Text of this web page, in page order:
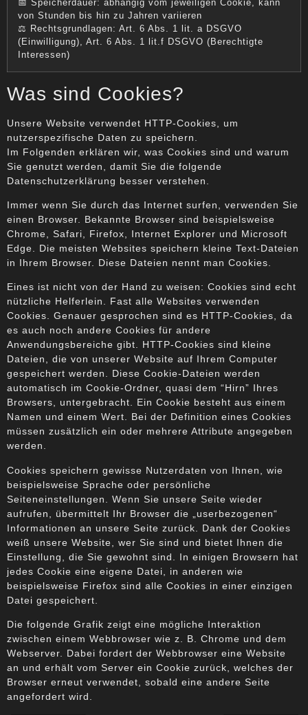
📅 Speicherdauer: abhängig vom jeweiligen Cookie, kann
von Stunden bis hin zu Jahren variieren
⚖️ Rechtsgrundlagen: Art. 6 Abs. 1 lit. a DSGVO
(Einwilligung), Art. 6 Abs. 1 lit.f DSGVO (Berechtigte
Interessen)
Was sind Cookies?
Unsere Website verwendet HTTP-Cookies, um
nutzerspezifische Daten zu speichern.
Im Folgenden erklären wir, was Cookies sind und warum
Sie genutzt werden, damit Sie die folgende
Datenschutzerklärung besser verstehen.
Immer wenn Sie durch das Internet surfen, verwenden Sie
einen Browser. Bekannte Browser sind beispielsweise
Chrome, Safari, Firefox, Internet Explorer und Microsoft
Edge. Die meisten Websites speichern kleine Text-Dateien
in Ihrem Browser. Diese Dateien nennt man Cookies.
Eines ist nicht von der Hand zu weisen: Cookies sind echt
nützliche Helferlein. Fast alle Websites verwenden
Cookies. Genauer gesprochen sind es HTTP-Cookies, da
es auch noch andere Cookies für andere
Anwendungsbereiche gibt. HTTP-Cookies sind kleine
Dateien, die von unserer Website auf Ihrem Computer
gespeichert werden. Diese Cookie-Dateien werden
automatisch im Cookie-Ordner, quasi dem “Hirn” Ihres
Browsers, untergebracht. Ein Cookie besteht aus einem
Namen und einem Wert. Bei der Definition eines Cookies
müssen zusätzlich ein oder mehrere Attribute angegeben
werden.
Cookies speichern gewisse Nutzerdaten von Ihnen, wie
beispielsweise Sprache oder persönliche
Seiteneinstellungen. Wenn Sie unsere Seite wieder
aufrufen, übermittelt Ihr Browser die „userbezogenen“
Informationen an unsere Seite zurück. Dank der Cookies
weiß unsere Website, wer Sie sind und bietet Ihnen die
Einstellung, die Sie gewohnt sind. In einigen Browsern hat
jedes Cookie eine eigene Datei, in anderen wie
beispielsweise Firefox sind alle Cookies in einer einzigen
Datei gespeichert.
Die folgende Grafik zeigt eine mögliche Interaktion
zwischen einem Webbrowser wie z. B. Chrome und dem
Webserver. Dabei fordert der Webbrowser eine Website
an und erhält vom Server ein Cookie zurück, welches der
Browser erneut verwendet, sobald eine andere Seite
angefordert wird.